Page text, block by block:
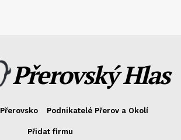
Přerovský Hlas
Přerovsko Podnikatelé Přerov a Okolí
Přidat firmu